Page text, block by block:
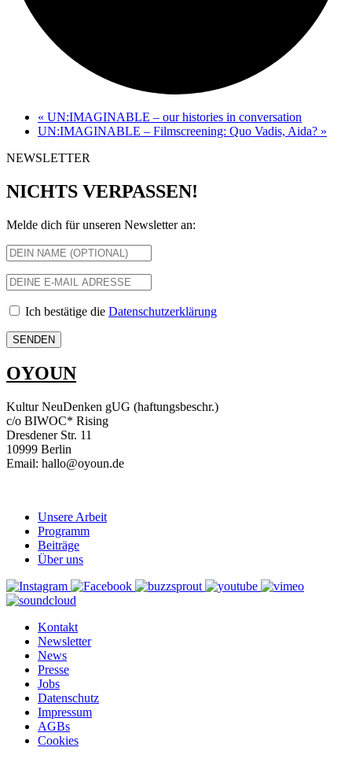
« UN:IMAGINABLE – our histories in conversation
UN:IMAGINABLE – Filmscreening: Quo Vadis, Aida? »
NEWSLETTER
NICHTS VERPASSEN!
Melde dich für unseren Newsletter an:
Ich bestätige die Datenschutzerklärung
OYOUN
Kultur NeuDenken gUG (haftungsbeschr.)
c/o BIWOC* Rising
Dresdener Str. 11
10999 Berlin
Email: hallo@oyoun.de
Unsere Arbeit
Programm
Beiträge
Über uns
Kontakt
Newsletter
News
Presse
Jobs
Datenschutz
Impressum
AGBs
Cookies